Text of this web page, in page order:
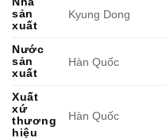
sản
xuất
Kyung Dong
Nước
sản
xuất
Hàn Quốc
Xuất
xứ
thương
hiệu
Hàn Quốc